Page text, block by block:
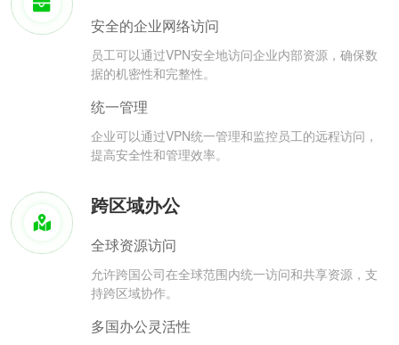
安全的企业网络访问
员工可以通过VPN安全地访问企业内部资源，确保数
据的机密性和完整性。
统一管理
企业可以通过VPN统一管理和监控员工的远程访问，
提高安全性和管理效率。
跨区域办公
全球资源访问
允许跨国公司在全球范围内统一访问和共享资源，支
持跨区域协作。
多国办公灵活性